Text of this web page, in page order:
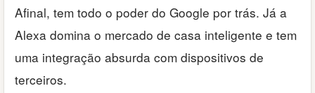
Afinal, tem todo o poder do Google por trás. Já a
Alexa domina o mercado de casa inteligente e tem
uma integração absurda com dispositivos de
terceiros.